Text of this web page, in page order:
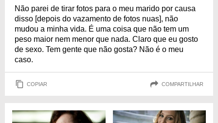
Não parei de tirar fotos para o meu marido por causa
disso [depois do vazamento de fotos nuas], não
mudou a minha vida. É uma coisa que não tem um
peso maior nem menor que nada. Claro que eu gosto
de sexo. Tem gente que não gosta? Não é o meu
caso.
COPIAR COMPARTILHAR